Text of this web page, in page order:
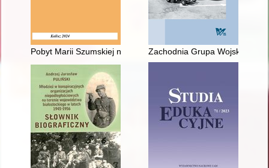
Pobyt Marii Szumskiej na pensji Heleny Semadeniowej w
Zachodnia Grupa Wojsk